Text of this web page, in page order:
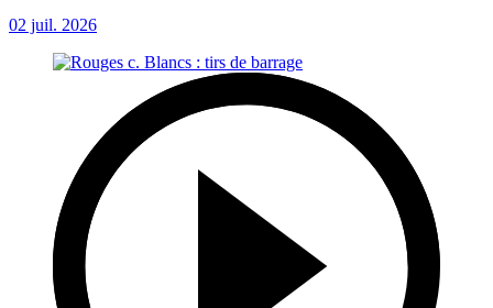
02 juil. 2026